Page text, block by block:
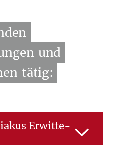
und
tätig:
Erwitte-